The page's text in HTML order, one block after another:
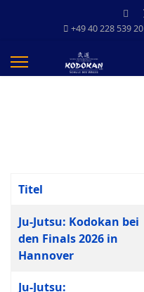
+49 40 228 539 20
Titel
Ju-Jutsu: Kodokan bei
den Finals 2026 in
Hannover
Ju-Jutsu: